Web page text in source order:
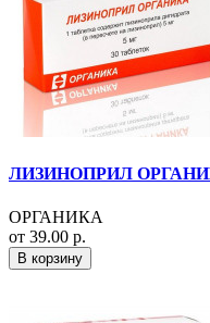
ЛИЗИНОПРИЛ
ОРГАНИКА
от 39.00 р.
В корзину